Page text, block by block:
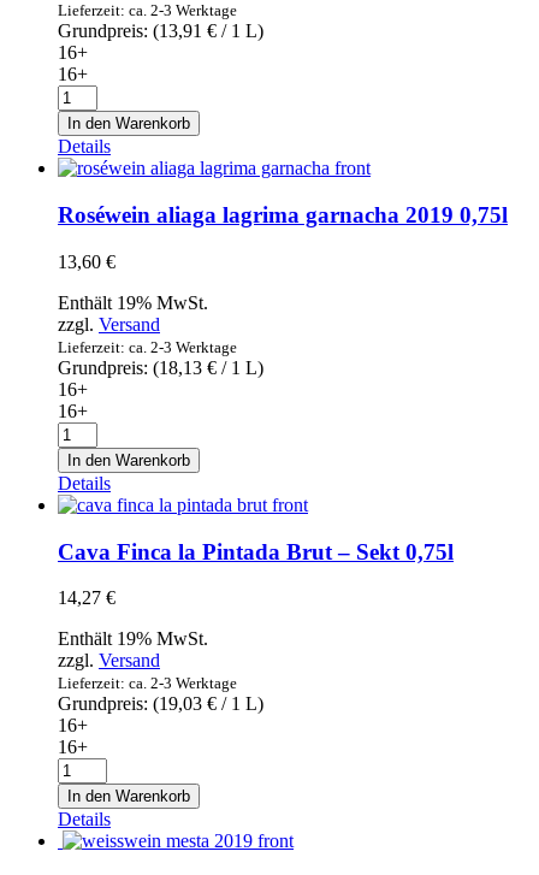
Lieferzeit: ca. 2-3 Werktage
Grundpreis: (13,91 € / 1 L)
16+
16+
Rotwein
Mesta
Tempranillo
2019
0,75l
Menge
In den Warenkorb
Details
Roséwein aliaga lagrima garnacha 2019 0,75l
13,60 €
Enthält 19% MwSt.
zzgl. Versand
Lieferzeit: ca. 2-3 Werktage
Grundpreis: (18,13 € / 1 L)
16+
16+
Roséwein
aliaga
lagrima
garnacha
2019
0,75l
Menge
In den Warenkorb
Details
Cava Finca la Pintada Brut – Sekt 0,75l
14,27 €
Enthält 19% MwSt.
zzgl. Versand
Lieferzeit: ca. 2-3 Werktage
Grundpreis: (19,03 € / 1 L)
16+
16+
Cava
Finca
la
Pintada
Brut
In den Warenkorb
Details